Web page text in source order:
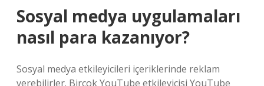
Sosyal medya uygulamaları
nasıl para kazanıyor?
Sosyal medya etkileyicileri içeriklerinde reklam
verebilirler. Birçok YouTube etkileyicisi YouTube